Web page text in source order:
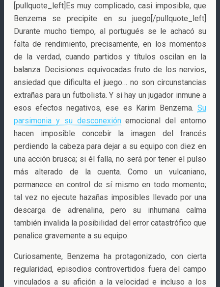
[pullquote_left]Es muy complicado, casi imposible, que
Benzema se precipite en su juego[/pullquote_left]
Durante mucho tiempo, al portugués se le achacó su
falta de rendimiento, precisamente, en los momentos
de la verdad, cuando partidos y títulos oscilan en la
balanza. Decisiones equivocadas fruto de los nervios,
ansiedad que dificulta el juego… no son circunstancias
extrañas para un futbolista. Y si hay un jugador inmune a
esos efectos negativos, ese es Karim Benzema. Su
parsimonia y su desconexiónemocional del entorno
hacen imposible concebir la imagen del francés
perdiendo la cabeza para dejar a su equipo con diez en
una acción brusca; si él falla, no será por tener el pulso
más alterado de la cuenta. Como un vulcaniano,
permanece en control de sí mismo en todo momento;
tal vez no ejecute hazañas imposibles llevado por una
descarga de adrenalina, pero su inhumana calma
también invalida la posibilidad del error catastrófico que
penalice gravemente a su equipo.
Curiosamente, Benzema ha protagonizado, con cierta
regularidad, episodios controvertidos fuera del campo
vinculados a su afición a la velocidad e incluso a los